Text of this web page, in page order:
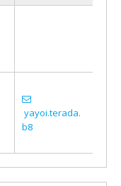
yayoi.terada.
b8